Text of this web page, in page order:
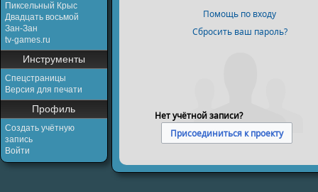
Пиксельный Крыс
Двадцать восьмой
Зан-Зан
tv-games.ru
Инструменты
Спецстраницы
Версия для печати
Профиль
Создать учётную
запись
Войти
Помощь по входу
Сбросить ваш пароль?
Нет учётной записи?
Присоединиться к проекту